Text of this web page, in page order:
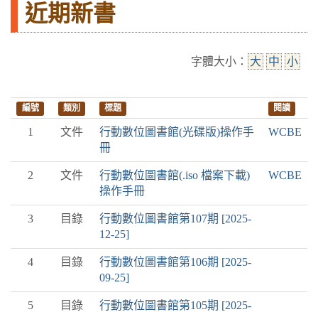
近期新書
字體大小： 大 中 小
編號 類別 標題 閱讀
1 文件
行動數位圖書館(光碟版)操作手
冊
WCBE
2 文件
行動數位圖書館(.iso 檔案下載)
操作手冊
WCBE
3 目錄
行動數位圖書館第107期 [2025-
12-25]
4 目錄
行動數位圖書館第106期 [2025-
09-25]
5 目錄
行動數位圖書館第105期 [2025-